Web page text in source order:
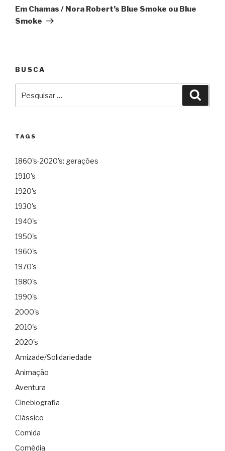
Em Chamas / Nora Robert’s Blue Smoke ou Blue
Smoke
BUSCA
por:
TAGS
1860's-2020's: gerações
1910's
1920's
1930's
1940's
1950's
1960's
1970's
1980's
1990's
2000's
2010's
2020's
Amizade/Solidariedade
Animação
Aventura
Cinebiografia
Clássico
Comida
Comédia